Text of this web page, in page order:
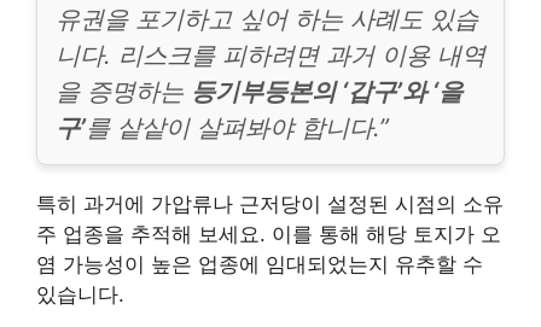
유권을 포기하고 싶어 하는 사례도 있습
니다. 리스크를 피하려면 과거 이용 내역
을 증명하는 등기부등본의 ‘갑구’와 ‘을
구’를 샅샅이 살펴봐야 합니다.”
특히 과거에 가압류나 근저당이 설정된 시점의 소유
주 업종을 추적해 보세요. 이를 통해 해당 토지가 오
염 가능성이 높은 업종에 임대되었는지 유추할 수
있습니다.